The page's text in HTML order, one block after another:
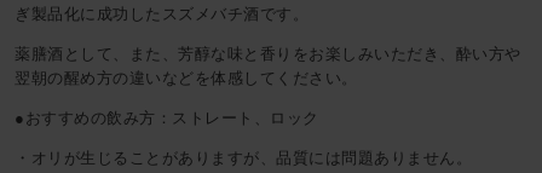
ぎ製品化に成功したスズメバチ酒です。
薬膳酒として、また、芳醇な味と香りをお楽しみいただき、酔い方や
翌朝の醒め方の違いなどを体感してください。
●おすすめの飲み方：ストレート、ロック
・オリが生じることがありますが、品質には問題ありません。